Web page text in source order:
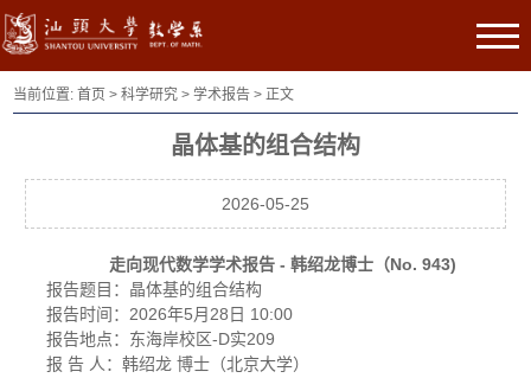
当前位置:首页 >科学研究 >学术报告 > 正文
晶体基的组合结构
2026-05-25
走向现代数学学术报告 - 韩绍龙博士（No. 943)
报告题目：晶体基的组合结构
报告时间：2026年5月28日 10:00
报告地点：东海岸校区-D实209
报 告 人：韩绍龙 博士（北京大学）